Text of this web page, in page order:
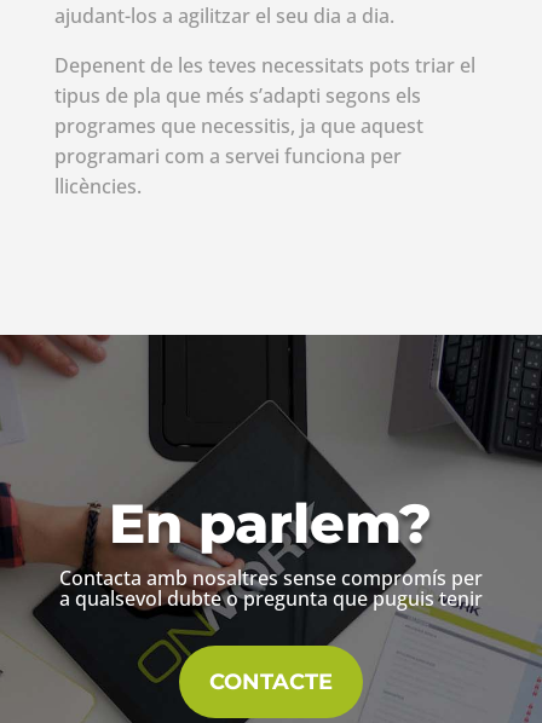
ajudant-los a agilitzar el seu dia a dia.
Depenent de les teves necessitats pots triar el
tipus de pla que més s’adapti segons els
programes que necessitis, ja que aquest
programari com a servei funciona per
llicències.
En parlem?
Contacta amb nosaltres sense compromís per
a qualsevol dubte o pregunta que puguis tenir
CONTACTE